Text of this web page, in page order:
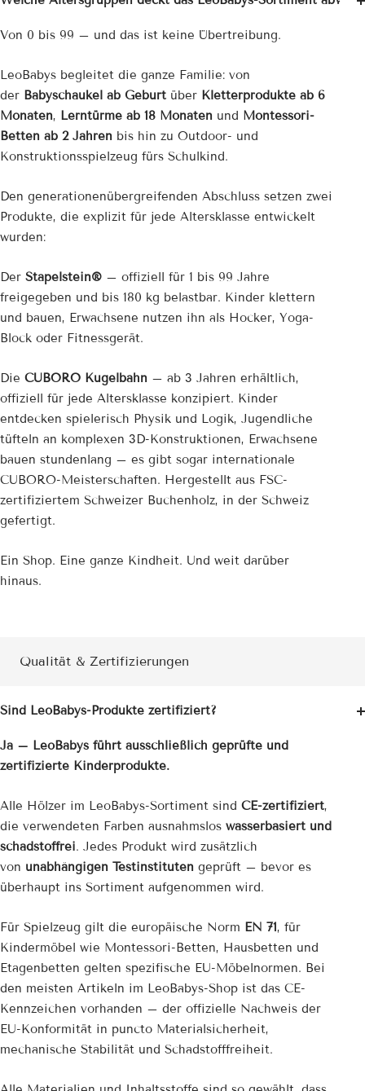
¡
Von 0 bis 99 – und das ist keine Übertreibung.
LeoBabys begleitet die ganze Familie: von
der Babyschaukel ab Geburt über Kletterprodukte ab 6
Monaten, Lerntürme ab 18 Monaten und Montessori-
Betten ab 2 Jahren bis hin zu Outdoor- und
Konstruktionsspielzeug fürs Schulkind.
Den generationenübergreifenden Abschluss setzen zwei
Produkte, die explizit für jede Altersklasse entwickelt
wurden:
Der Stapelstein® – offiziell für 1 bis 99 Jahre
freigegeben und bis 180 kg belastbar. Kinder klettern
und bauen, Erwachsene nutzen ihn als Hocker, Yoga-
Block oder Fitnessgerät.
Die CUBORO Kugelbahn – ab 3 Jahren erhältlich,
offiziell für jede Altersklasse konzipiert. Kinder
entdecken spielerisch Physik und Logik, Jugendliche
tüfteln an komplexen 3D-Konstruktionen, Erwachsene
bauen stundenlang – es gibt sogar internationale
CUBORO-Meisterschaften. Hergestellt aus FSC-
zertifiziertem Schweizer Buchenholz, in der Schweiz
gefertigt.
Ein Shop. Eine ganze Kindheit. Und weit darüber
hinaus.
Qualität & Zertifizierungen
Sind LeoBabys-Produkte zertifiziert?
Ja – LeoBabys führt ausschließlich geprüfte und
zertifizierte Kinderprodukte.
Alle Hölzer im LeoBabys-Sortiment sind CE-zertifiziert,
die verwendeten Farben ausnahmslos wasserbasiert und
schadstoffrei. Jedes Produkt wird zusätzlich
von unabhängigen Testinstituten geprüft – bevor es
überhaupt ins Sortiment aufgenommen wird.
Für Spielzeug gilt die europäische Norm EN 71 , für
Kindermöbel wie Montessori-Betten, Hausbetten und
Etagenbetten gelten spezifische EU-Möbelnormen. Bei
den meisten Artikeln im LeoBabys-Shop ist das CE-
Kennzeichen vorhanden – der offizielle Nachweis der
EU-Konformität in puncto Materialsicherheit,
mechanische Stabilität und Schadstofffreiheit.